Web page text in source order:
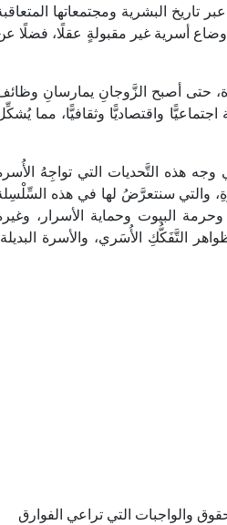
تاريخ البشرية ومجتمعاتها
أسرية غير مقبولةٍ عقلًا، فضلًا
حتى أصبح الزَّوجانِ يمارسانِ
واقتصاديًّا وثقافيًّا، مما
هذه التَّحديات التي تواجِهُ
والتي سنتعرَّضُ لها في هذه
البيوت وحماية الأسرار،
التَّفَكُّكِ الأُسَري، والأسرة
والواجبات التي تراعي الفوارق